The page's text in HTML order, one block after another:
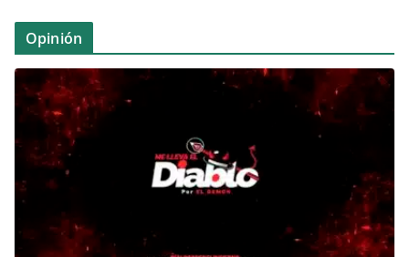
Opinión